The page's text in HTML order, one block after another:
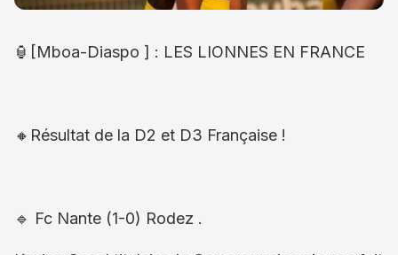
🏮[Mboa-Diaspo ] : LES LIONNES EN FRANCE
🔸Résultat de la D2 et D3 Française !
🔹 Fc Nante (1-0) Rodez .